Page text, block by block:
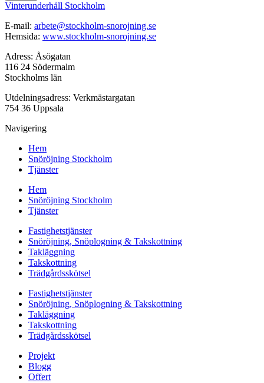
Vinterunderhåll Stockholm
E-mail: arbete@stockholm-snorojning.se
Hemsida: www.stockholm-snorojning.se
Adress: Åsögatan
116 24 Södermalm
Stockholms län
Utdelningsadress: Verkmästargatan
754 36 Uppsala
Navigering
Hem
Snöröjning Stockholm
Tjänster
Hem
Snöröjning Stockholm
Tjänster
Fastighetstjänster
Snöröjning, Snöplogning & Takskottning
Takläggning
Takskottning
Trädgårdsskötsel
Fastighetstjänster
Snöröjning, Snöplogning & Takskottning
Takläggning
Takskottning
Trädgårdsskötsel
Projekt
Blogg
Offert